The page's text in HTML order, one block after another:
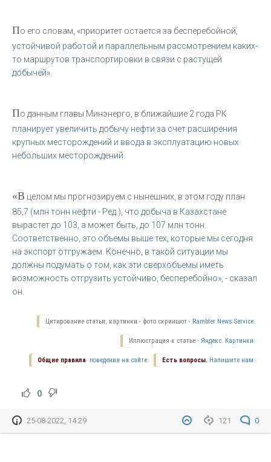
По его словам, «приоритет остается за бесперебойной,
устойчивой работой и параллельным рассмотрением каких-
то маршрутов транспортировки в связи с растущей
добычей».
По данным главы Минэнерго, в ближайшие 2 года РК
планирует увеличить добычу нефти за счет расширения
крупных месторождений и ввода в эксплуатацию новых
небольших месторождений.
«В целом мы прогнозируем с нынешних, в этом году план
85,7 (млн тонн нефти - Ред.), что добыча в Казахстане
вырастет до 103, а может быть, до 107 млн тонн.
Соответственно, это объемы выше тех, которые мы сегодня
на экспорт отгружаем. Конечно, в такой ситуации мы
должны подумать о том, как эти сверхобъемы иметь
возможность отгрузить устойчиво, бесперебойно», - сказал
он.
Цитирование статьи, картинки - фото скриншот - Rambler News Service.
Иллюстрация к статье - Яндекс. Картинки.
Есть вопросы. Напишите нам.
Общие правила поведения на сайте.
0
121 0
25-08-2022, 14:29